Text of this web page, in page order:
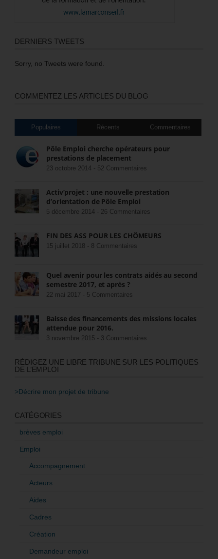
DERNIERS TWEETS
Sorry, no Tweets were found.
COMMENTEZ LES ARTICLES DU BLOG
Populaires Récents Commentaires
Pôle Emploi cherche opérateurs pour
prestations de placement
23 octobre 2014 - 52 Commentaires
Activ’projet : une nouvelle prestation
d’orientation de Pôle Emploi
5 décembre 2014 - 26 Commentaires
FIN DES ASS POUR LES CHÔMEURS
15 juillet 2018 - 8 Commentaires
Quel avenir pour les contrats aidés au second
semestre 2017, et après ?
22 mai 2017 - 5 Commentaires
Baisse des financements des missions locales
attendue pour 2016.
3 novembre 2015 - 3 Commentaires
RÉDIGEZ UNE LIBRE TRIBUNE SUR LES POLITIQUES
DE L’EMPLOI
>Décrire mon projet de tribune
CATÉGORIES
brèves emploi
Emploi
Accompagnement
Acteurs
Aides
Cadres
Création
Demandeur emploi